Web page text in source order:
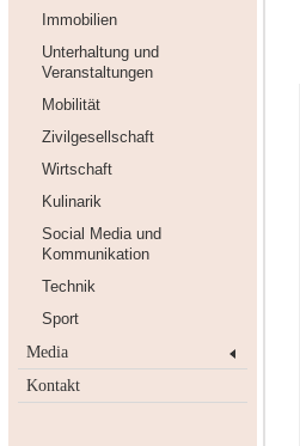
Immobilien
Unterhaltung und
Veranstaltungen
Mobilität
Zivilgesellschaft
Wirtschaft
Kulinarik
Social Media und
Kommunikation
Technik
Sport
Media
Kontakt